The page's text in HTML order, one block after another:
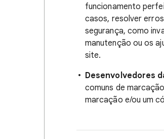
funcionamento
casos, resolver
segurança, como
manutenção ou os
site.
Desenvolvedores
comuns de
marcação e/ou um